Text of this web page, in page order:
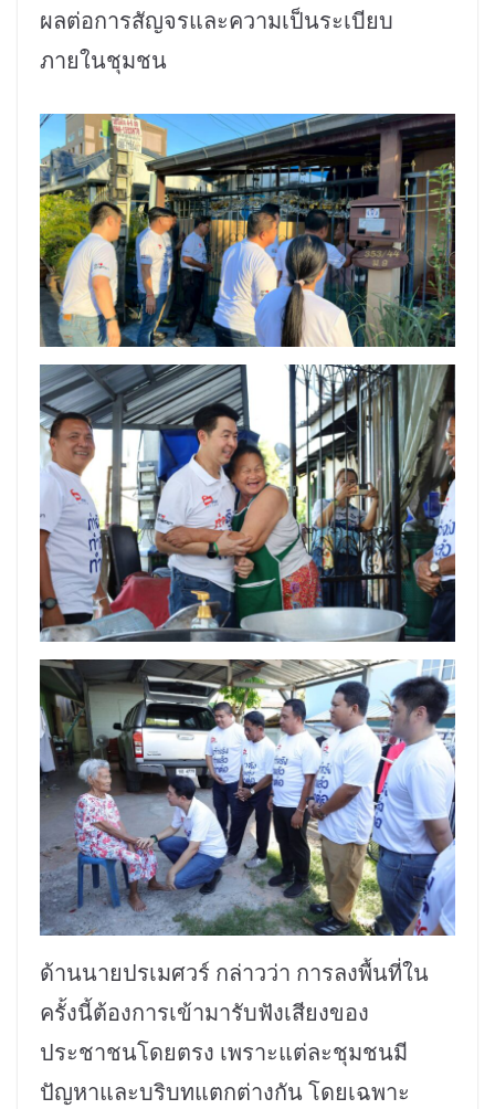
ผลต่อการสัญจรและความเป็นระเบียบ
ภายในชุมชน
ด้านนายปรเมศวร์ กล่าวว่า การลงพื้นที่ใน
ครั้งนี้ต้องการเข้ามารับฟังเสียงของ
ประชาชนโดยตรง เพราะแต่ละชุมชนมี
ปัญหาและบริบทแตกต่างกัน โดยเฉพาะ